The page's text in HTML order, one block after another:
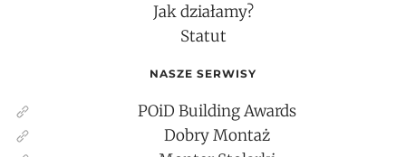
Jak działamy?
Statut
NASZE SERWISY
POiD Building Awards
Dobry Montaż